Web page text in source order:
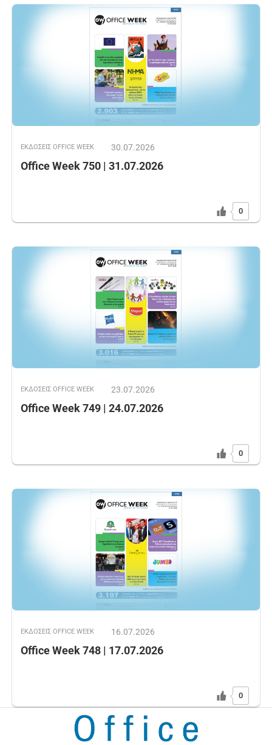
ΕΚΔOΣΕΙΣ OFFICE WEEK 30.07.2026
Office Week 750 | 31.07.2026
0
ΕΚΔOΣΕΙΣ OFFICE WEEK 23.07.2026
Office Week 749 | 24.07.2026
0
ΕΚΔOΣΕΙΣ OFFICE WEEK 16.07.2026
Office Week 748 | 17.07.2026
0